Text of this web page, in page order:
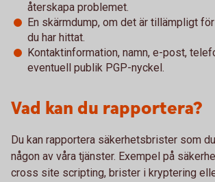
återskapa problemet.
En skärmdump, om det är tillämpligt
du har hittat.
Kontaktinformation, namn, e-post,
eventuell publik PGP-nyckel.
Vad kan du rapportera?
Du kan rapportera säkerhetsbrister som
någon av våra tjänster. Exempel på
cross site scripting, brister i kryptering